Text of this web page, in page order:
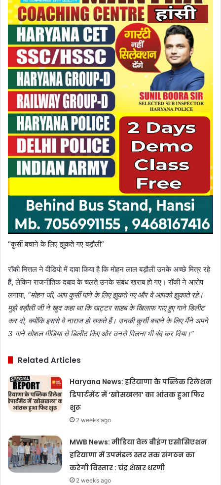
“कुर्सी बचाने के लिए झुकते गए बड़ौली”
रॉकी मित्तल ने वीडियो में दावा किया है कि मोहन लाल बड़ौली उनके अच्छे मित्र रहे
हैं, लेकिन राजनीतिक दबाव के चलते उनके संबंध खराब हो गए। रॉकी ने आरोप
लगाया, “मोहन जी, आप कुर्सी पाने के लिए झुकते गए और वे आपको झुकाते रहे।
मुझे बड़ौली जी ने खुद कहा था कि खट्टर साहब के खिलाफ गाए हुए गाने डिलीट
कर दो, क्योंकि इससे वे नाराज हो सकते हैं। उनकी कुर्सी बचाने के लिए मैंने अपने
3 गाने सोशल मीडिया से डिलीट किए और उनसे मिलना भी बंद कर दिया।”
Related Articles
Haryana News: हरियाणा के पब्लिक रिलेशन
डिपार्टमेंट में ‘खोसखला’ का आंतक हुआ फिर
शुरू
2 weeks ago
MWB News: मीडिया वेल बीइंग एसोसिएशन
हरियाणा में उपमंडल स्तर तक संगठन का
करेगी विस्तार : चंद्र शेखर धरणी
2 weeks ago